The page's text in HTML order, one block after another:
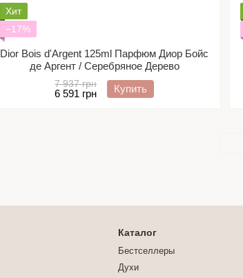
Хит
−17%
Dior Bois d'Argent 125ml Парфюм Диор Бойс
де Аргент / Серебряное Дерево
7 937 грн
6 591 грн Купить
Каталог
Бестселлеры
Духи